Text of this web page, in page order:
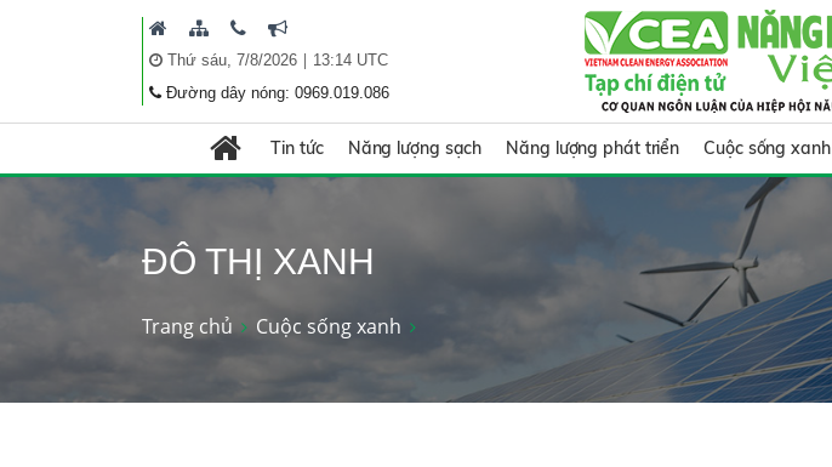
Thứ sáu, 7/8/2026| 13:14 UTC
Đường dây nóng: 0969.019.086
Tin tức Năng lượng sạch Năng lượng phát triển Cuộc sống xanh
ĐÔ THỊ XANH
Trang chủ Cuộc sống xanh